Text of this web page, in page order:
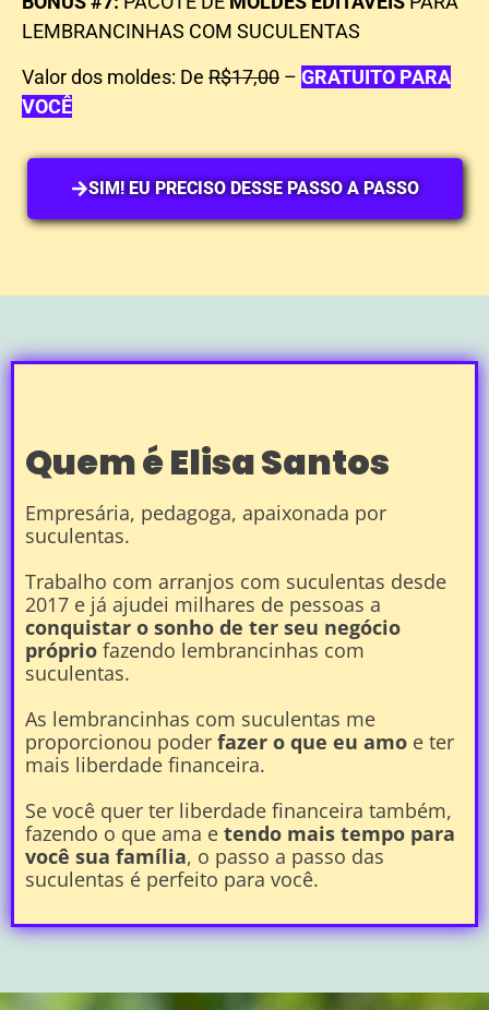
LEMBRANCINHAS COM SUCULENTAS
Valor dos moldes: De R$17,00 – GRATUITO PARA
VOCÊ
SIM! EU PRECISO DESSE PASSO A PASSO
Quem é Elisa Santos
Empresária, pedagoga, apaixonada por
suculentas.
Trabalho com arranjos com suculentas desde
2017 e já ajudei milhares de pessoas a
conquistar o sonho de ter seu negócio
próprio fazendo lembrancinhas com
suculentas.
As lembrancinhas com suculentas me
proporcionou poder fazer o que eu amo e ter
mais liberdade financeira.
Se você quer ter liberdade financeira também,
fazendo o que ama e tendo mais tempo para
você sua família, o passo a passo das
suculentas é perfeito para você.